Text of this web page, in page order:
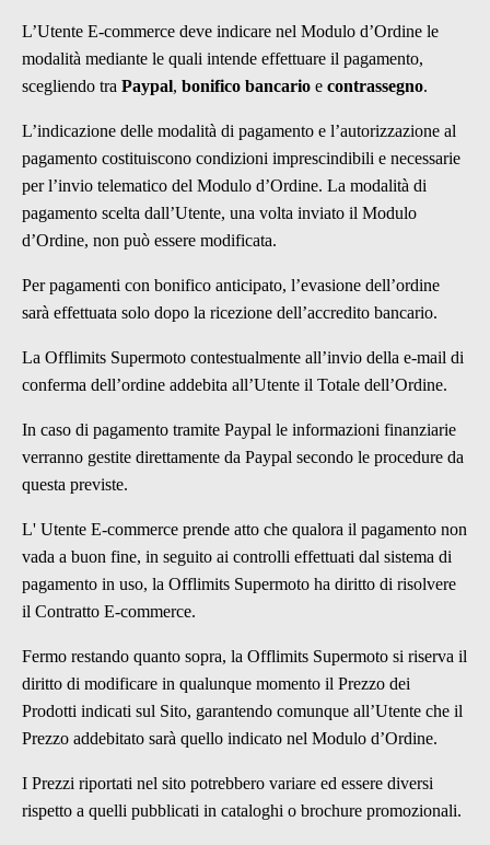
L’Utente E-commerce deve indicare nel Modulo d’Ordine le
modalità mediante le quali intende effettuare il pagamento,
scegliendo tra Paypal, bonifico bancario e contrassegno.
L’indicazione delle modalità di pagamento e l’autorizzazione al
pagamento costituiscono condizioni imprescindibili e necessarie
per l’invio telematico del Modulo d’Ordine. La modalità di
pagamento scelta dall’Utente, una volta inviato il Modulo
d’Ordine, non può essere modificata.
Per pagamenti con bonifico anticipato, l’evasione dell’ordine
sarà effettuata solo dopo la ricezione dell’accredito bancario.
La Offlimits Supermoto contestualmente all’invio della e-mail di
conferma dell’ordine addebita all’Utente il Totale dell’Ordine.
In caso di pagamento tramite Paypal le informazioni finanziarie
verranno gestite direttamente da Paypal secondo le procedure da
questa previste.
L' Utente E-commerce prende atto che qualora il pagamento non
vada a buon fine, in seguito ai controlli effettuati dal sistema di
pagamento in uso, la Offlimits Supermoto ha diritto di risolvere
il Contratto E-commerce.
Fermo restando quanto sopra, la Offlimits Supermoto si riserva il
diritto di modificare in qualunque momento il Prezzo dei
Prodotti indicati sul Sito, garantendo comunque all’Utente che il
Prezzo addebitato sarà quello indicato nel Modulo d’Ordine.
I Prezzi riportati nel sito potrebbero variare ed essere diversi
rispetto a quelli pubblicati in cataloghi o brochure promozionali.